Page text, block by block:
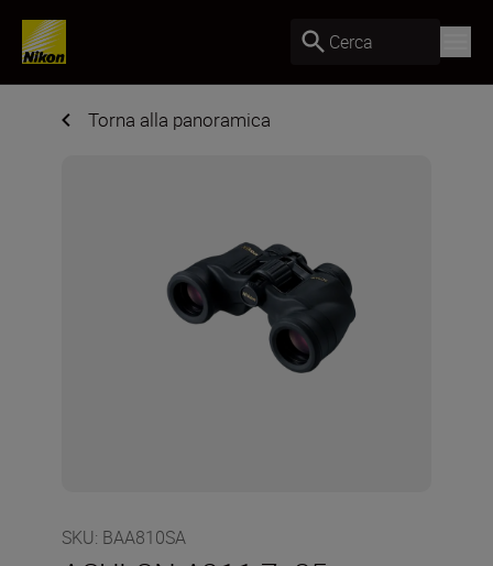
Cerca
Torna alla panoramica
SKU: BAA810SA